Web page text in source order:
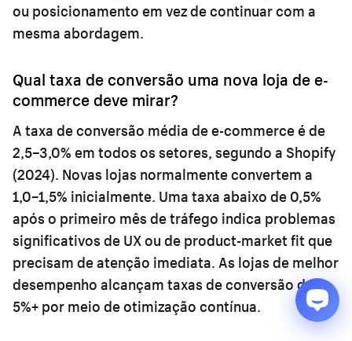
ou posicionamento em vez de continuar com a
mesma abordagem.
Qual taxa de conversão uma nova loja de e-
commerce deve mirar?
A taxa de conversão média de e-commerce é de
2,5–3,0% em todos os setores, segundo a Shopify
(2024). Novas lojas normalmente convertem a
1,0–1,5% inicialmente. Uma taxa abaixo de 0,5%
após o primeiro mês de tráfego indica problemas
significativos de UX ou de product-market fit que
precisam de atenção imediata. As lojas de melhor
desempenho alcançam taxas de conversão de
5%+ por meio de otimização contínua.